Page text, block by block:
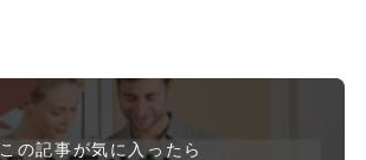
この記事が気に入ったら